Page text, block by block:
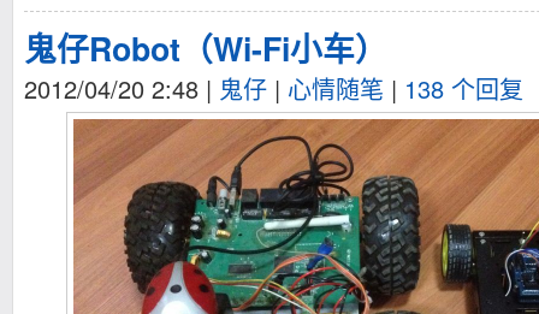
鬼仔Robot（Wi-Fi小车）
2012/04/20 2:48 | 鬼仔 | 心情随笔 | 138 个回复